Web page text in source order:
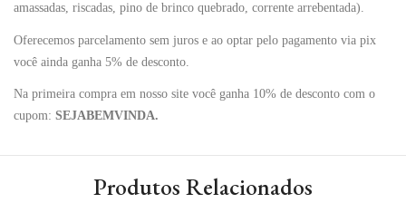
amassadas, riscadas, pino de brinco quebrado, corrente arrebentada).
Oferecemos parcelamento sem juros e ao optar pelo pagamento via pix
você ainda ganha 5% de desconto.
Na primeira compra em nosso site você ganha 10% de desconto com o
cupom: SEJABEMVINDA.
Produtos Relacionados